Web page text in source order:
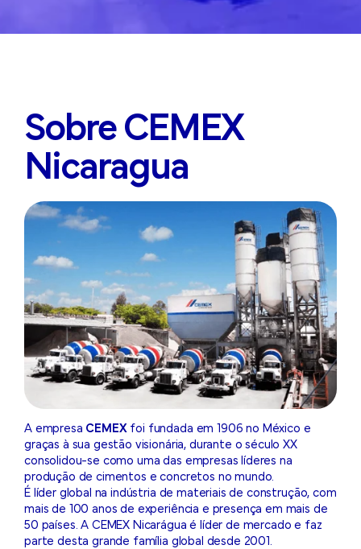
Sobre CEMEX
Nicaragua
A empresa CEMEXfoi fundada em 1906 no México e
graças à sua gestão visionária, durante o século XX
consolidou-se como uma das empresas líderes na
produção de cimentos e concretos no mundo.
É líder global na indústria de materiais de construção, com
mais de 100 anos de experiência e presença em mais de
50 países. A CEMEX Nicarágua é líder de mercado e faz
parte desta grande família global desde 2001.